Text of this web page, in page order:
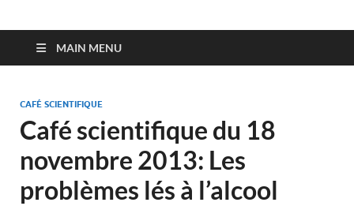
Association des
Doctorants et
Assistants en Sciences
Lausanne
MAIN MENU
CAFÉ SCIENTIFIQUE
Café scientifique du 18
novembre 2013: Les
problèmes lés à l’alcool